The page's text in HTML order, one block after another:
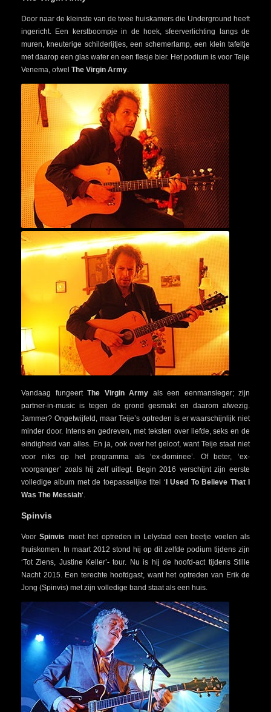
Door naar de kleinste van de twee huiskamers die Underground heeft
ingericht. Een kerstboompje in de hoek, sfeerverlichting langs de
muren, kneuterige schilderijtjes, een schemerlamp, een klein tafeltje
met daarop een glas water en een flesje bier. Het podium is voor Teije
Venema, ofwel The Virgin Army.
Vandaag fungeert The Virgin Army als een eenmansleger; zijn
partner-in-music is tegen de grond gesmakt en daarom afwezig.
Jammer? Ongetwijfeld, maar Teije’s optreden is er waarschijnlijk niet
minder door. Intens en gedreven, met teksten over liefde, seks en de
eindigheid van alles. En ja, ook over het geloof, want Teije staat niet
voor niks op het programma als ‘ex-dominee’. Of beter, ‘ex-
voorganger’ zoals hij zelf uitlegt. Begin 2016 verschijnt zijn eerste
volledige album met de toepasselijke titel ‘ I Used To Believe That I
Was The Messiah‘.
Spinvis
VoorSpinvis moet het optreden in Lelystad een beetje voelen als
thuiskomen. In maart 2012 stond hij op dit zelfde podium tijdens zijn
‘Tot Ziens, Justine Keller’- tour. Nu is hij de hoofd-act tijdens Stille
Nacht 2015. Een terechte hoofdgast, want het optreden van Erik de
Jong (Spinvis) met zijn volledige band staat als een huis.